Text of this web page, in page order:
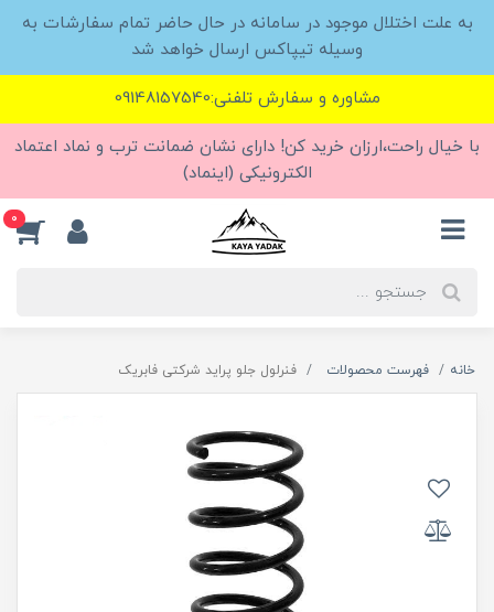
به علت اختلال موجود در سامانه در حال حاضر تمام سفارشات به
وسیله تیپاکس ارسال خواهد شد
مشاوره و سفارش تلفنی:09148157540
با خیال راحت،ارزان خرید کن! دارای نشان ضمانت ترب و نماد اعتماد
الکترونیکی (اینماد)
0
خانه فهرست محصولات فنرلول جلو پراید شرکتی فابریک